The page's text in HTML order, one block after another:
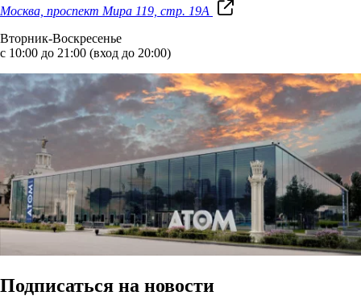
Москва, проспект Мира 119, стр. 19А
Вторник-Воскресенье
с 10:00 до 21:00 (вход до 20:00)
Подписаться на новости